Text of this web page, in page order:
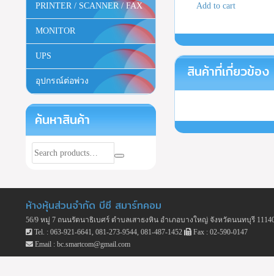
Add to cart
สินค้าที่เกี่ยวข้อง
PRINTER / SCANNER / FAX
MONITOR
UPS
อุปกรณ์ต่อพ่วง
ค้นหาสินค้า
ห้างหุ้นส่วนจำกัด บีซี สมาร์ทคอม
56/9 หมู่ 7 ถนนรัตนาธิเบศร์ ตำบลเสาธงหิน อำเภอบางใหญ่ จังหวัดนนทบุรี
Tel. : 063-921-6641, 081-273-9544, 081-487-1452
Fax : 02-590-0147
Email : bc.smartcom@gmail.com